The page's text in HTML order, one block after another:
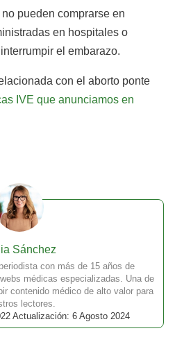
pueden comprarse en
en hospitales o
el embarazo.
con el aborto ponte
IVE que anunciamos en
Sánchez
con más de 15 años de
médicas especializadas. Una de
contenido médico de alto valor para
lectores.
Actualización: 6 Agosto 2024